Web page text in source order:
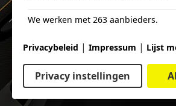
We werken met 263 aanbieders.
Privacybeleid | Impressum | Lijst
Privacy instellingen